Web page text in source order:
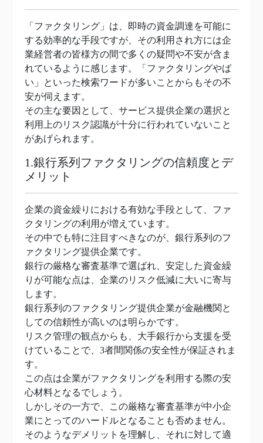
「ファクタリング」は、即時の資金調達を可能に
する効率的な手段ですが、その利用され方には企
業経営者の皆様方の間で多くの疑問や不安が含ま
れているように感じます。「ファクタリングやば
い」といった検索ワードが多いことからもその不
安が伺えます。
その主な要因として、サービス提供企業の選択と
利用上のリスク認識が十分に行われていないこと
があげられます。
1.銀行系列ファクタリングの信頼度とデ
メリット
企業の資金繰りにおける有効な手段として、ファ
クタリングの利用が増えています。
その中でも特に注目すべきなのが、銀行系列のフ
ァクタリング提供企業です。
銀行の厳格な審査基準で選ばれ、安定した資金繰
りが可能な点は、企業のリスク低減に大いに寄与
します。
銀行系列のファクタリング提供企業が金融機関と
しての信頼性が高いのは明らかです。
リスク管理の観点からも、大手銀行から支援を受
けていることで、3者間関係の安全性が保証されま
す。
この点は企業がファクタリングを利用する際の安
心材料となるでしょう。
しかしその一方で、この厳格な審査基準が中小企
業にとってのハードルとなることも否めません。
そのようなデメリットを理解し、それに対して適